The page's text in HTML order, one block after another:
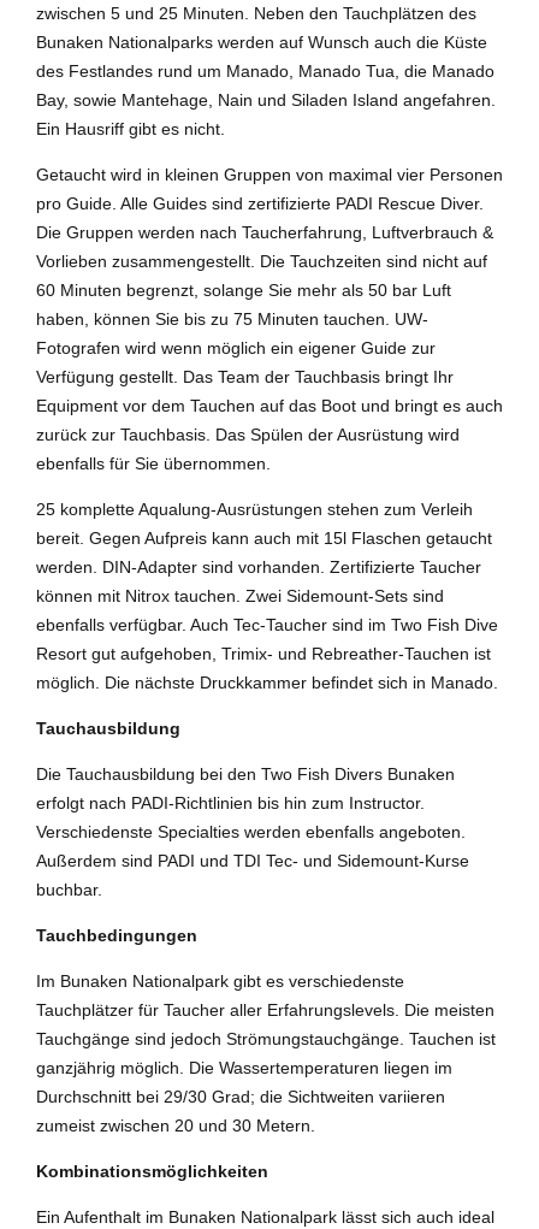
zwischen 5 und 25 Minuten. Neben den Tauchplätzen des
Bunaken Nationalparks werden auf Wunsch auch die Küste
des Festlandes rund um Manado, Manado Tua, die Manado
Bay, sowie Mantehage, Nain und Siladen Island angefahren.
Ein Hausriff gibt es nicht.
Getaucht wird in kleinen Gruppen von maximal vier Personen
pro Guide. Alle Guides sind zertifizierte PADI Rescue Diver.
Die Gruppen werden nach Taucherfahrung, Luftverbrauch &
Vorlieben zusammengestellt. Die Tauchzeiten sind nicht auf
60 Minuten begrenzt, solange Sie mehr als 50 bar Luft
haben, können Sie bis zu 75 Minuten tauchen. UW-
Fotografen wird wenn möglich ein eigener Guide zur
Verfügung gestellt. Das Team der Tauchbasis bringt Ihr
Equipment vor dem Tauchen auf das Boot und bringt es auch
zurück zur Tauchbasis. Das Spülen der Ausrüstung wird
ebenfalls für Sie übernommen.
25 komplette Aqualung-Ausrüstungen stehen zum Verleih
bereit. Gegen Aufpreis kann auch mit 15l Flaschen getaucht
werden. DIN-Adapter sind vorhanden. Zertifizierte Taucher
können mit Nitrox tauchen. Zwei Sidemount-Sets sind
ebenfalls verfügbar. Auch Tec-Taucher sind im Two Fish Dive
Resort gut aufgehoben, Trimix- und Rebreather-Tauchen ist
möglich. Die nächste Druckkammer befindet sich in Manado.
Tauchausbildung
Die Tauchausbildung bei den Two Fish Divers Bunaken
erfolgt nach PADI-Richtlinien bis hin zum Instructor.
Verschiedenste Specialties werden ebenfalls angeboten.
Außerdem sind PADI und TDI Tec- und Sidemount-Kurse
buchbar.
Tauchbedingungen
Im Bunaken Nationalpark gibt es verschiedenste
Tauchplätzer für Taucher aller Erfahrungslevels. Die meisten
Tauchgänge sind jedoch Strömungstauchgänge. Tauchen ist
ganzjährig möglich. Die Wassertemperaturen liegen im
Durchschnitt bei 29/30 Grad; die Sichtweiten variieren
zumeist zwischen 20 und 30 Metern.
Kombinationsmöglichkeiten
Ein Aufenthalt im Bunaken Nationalpark lässt sich auch ideal